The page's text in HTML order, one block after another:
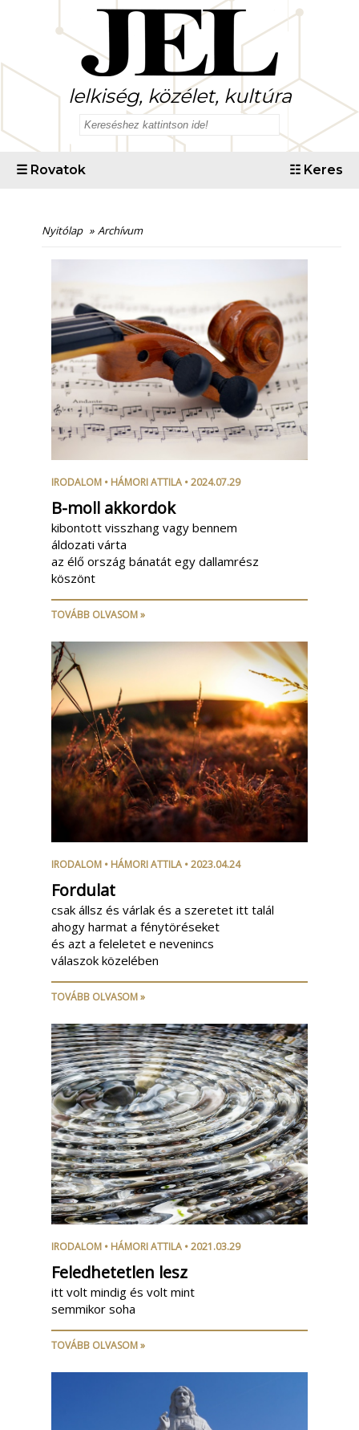
lelkiség, közélet, kultúra
☰ Rovatok ☷ Keres
Nyitólap » Archívum
IRODALOM • HÁMORI ATTILA • 2024.07.29
B-moll akkordok
kibontott visszhang vagy bennem
áldozati várta
az élő ország bánatát egy dallamrész
köszönt
TOVÁBB OLVASOM »
IRODALOM • HÁMORI ATTILA • 2023.04.24
Fordulat
csak állsz és várlak és a szeretet itt talál
ahogy harmat a fénytöréseket
és azt a feleletet e nevenincs
válaszok közelében
TOVÁBB OLVASOM »
IRODALOM • HÁMORI ATTILA • 2021.03.29
Feledhetetlen lesz
itt volt mindig és volt mint
semmikor soha
TOVÁBB OLVASOM »